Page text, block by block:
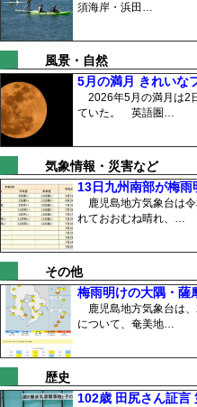
須海岸・浜田…
風景・自然
5月の満月 きれいな
2026年5月の満月は2
ていた。 英語圏…
気象情報・災害など
13日九州南部が梅
鹿児島地方気象台は
れておおむね晴れ、…
その他
梅雨明けの大隅・薩
鹿児島地方気象台は
について、奄美地…
歴史
102歳 田尻さん証